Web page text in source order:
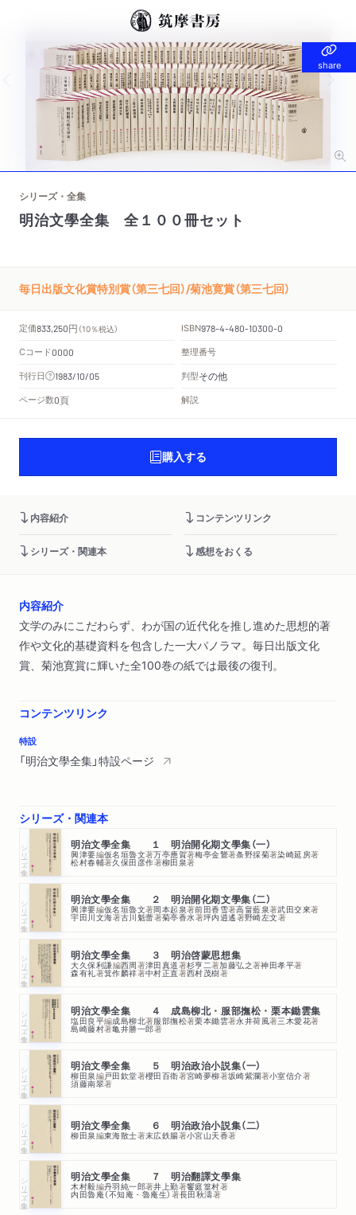
share
share
Previous slide
シリーズ・全集
明治文學全集 全１００冊セット
毎日出版文化賞特別賞（第三七回）/菊池寛賞（第三七回）
定価833,250円 （10％税込） ISBN978-4-480-10300-0
Cコード0000
整理番号
刊行日
1983/10/05 判型その他
ページ数0頁 解説
購入する
内容紹介 コンテンツリンク
シリーズ・関連本 感想をおくる
内容紹介
文学のみにこだわらず、わが国の近代化を推し進めた思想的著
作や文化的基礎資料を包含した一大パノラマ。毎日出版文化
賞、菊池寛賞に輝いた全100巻の紙では最後の復刊。
コンテンツリンク
特設
「明治文學全集」特設ページ
シリーズ・関連本
シリーズ・全集 明治文學全集 １ 明治開化期文學集（一）
興津要編仮名垣魯文著万亭應賀著梅亭金鵞著条野採菊著染崎延房著
松村春輔著久保田彦作著柳田泉著
シリーズ・全集 明治文學全集 ２ 明治開化期文學集（二）
興津要編仮名垣魯文著岡本起泉著前田香雪著高畠藍泉著武田交來著
宇田川文海著古川魁蕾著菊亭香水著坪内逍遙著野崎左文著
シリーズ・全集 明治文學全集 ３ 明治啓蒙思想集
大久保利謙編西周著津田真道著杉亨二著加藤弘之著神田孝平著
森有礼著箕作麟祥著中村正直著西村茂樹著
シリーズ・全集 明治文學全集 ４ 成島柳北・服部撫松・栗本鋤雲集
塩田良平編成島柳北著服部撫松著栗本鋤雲著永井荷風著三木愛花著
島崎藤村著亀井勝一郎著
シリーズ・全集 明治文學全集 ５ 明治政治小説集（一）
柳田泉編戸田欽堂著櫻田百衛著宮崎夢柳著坂崎紫瀾著小室信介著
須藤南翠著
シリーズ・全集 明治文學全集 ６ 明治政治小説集（二）
柳田泉編東海散士著末広鉄腸著小宮山天香著
シリーズ・全集 明治文學全集 ７ 明治翻譯文學集
木村毅編丹羽純一郎著井上勤著饗庭篁村著
内田魯庵（不知庵・魯庵生）著長田秋濤著